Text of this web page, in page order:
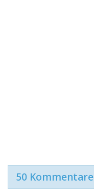
50 Kommentare